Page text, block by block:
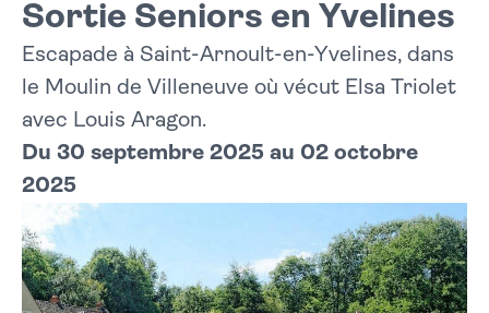
Sortie Seniors en Yvelines
Escapade à Saint-Arnoult-en-Yvelines, dans
le Moulin de Villeneuve où vécut Elsa Triolet
avec Louis Aragon.
Du 30 septembre 2025 au 02 octobre
2025